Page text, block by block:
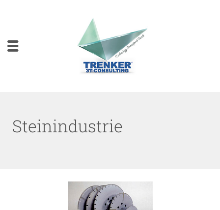
Steinindustrie